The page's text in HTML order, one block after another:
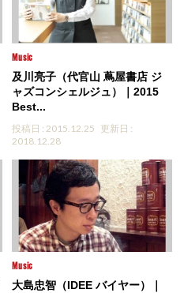
Music
及川亮子（代官山 蔦屋書店 ジ
ャズコンシェルジュ）｜2015
Best...
投稿日 : 2015.12.25 更新日 :
2018.12.28
Music
大島忠智（IDEE バイヤー）｜